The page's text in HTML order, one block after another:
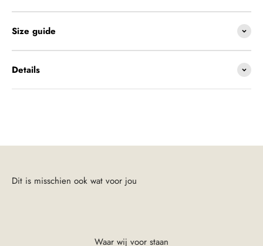
Size guide
Details
Waar wij voor staan